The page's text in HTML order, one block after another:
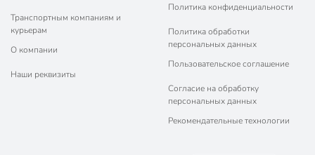
Транспортным компаниям и
курьерам
О компании
Наши реквизиты
Политика конфиденциальности
Политика обработки
персональных данных
Пользовательское соглашение
Согласие на обработку
персональных данных
Рекомендательные технологии